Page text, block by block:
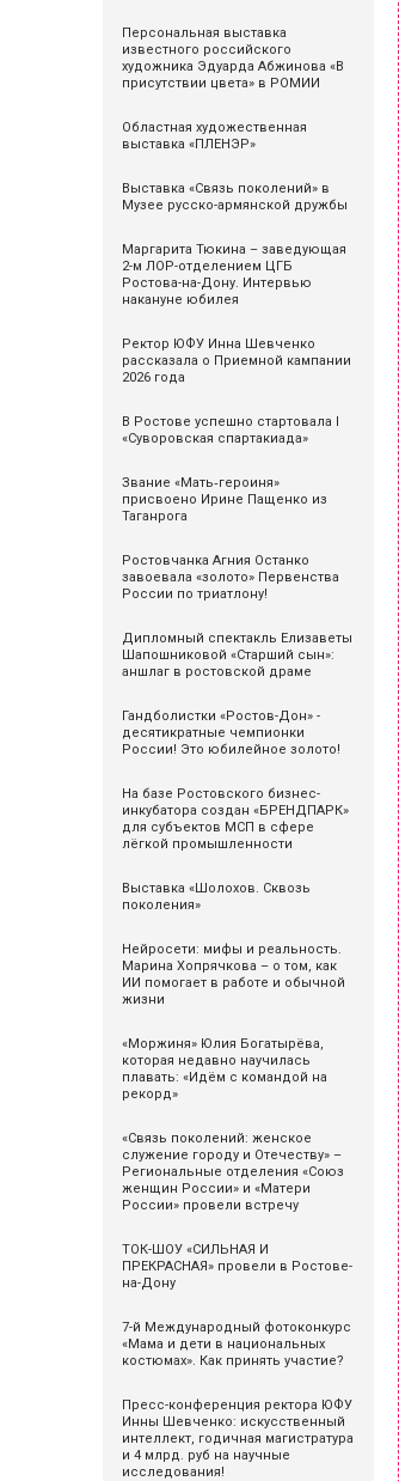
Персональная выставка
известного российского
художника Эдуарда Абжинова «В
присутствии цвета» в РОМИИ
Областная художественная
выставка «ПЛЕНЭР»
Выставка «Связь поколений» в
Музее русско-армянской дружбы
Маргарита Тюкина – заведующая
2-м ЛОР-отделением ЦГБ
Ростова-на-Дону. Интервью
накануне юбилея
Ректор ЮФУ Инна Шевченко
рассказала о Приемной кампании
2026 года
В Ростове успешно стартовала I
«Суворовская спартакиада»
Звание «Мать‑героиня»
присвоено Ирине Пащенко из
Таганрога
Ростовчанка Агния Останко
завоевала «золото» Первенства
России по триатлону!
Дипломный спектакль Елизаветы
Шапошниковой «Старший сын»:
аншлаг в ростовской драме
Гандболистки «Ростов-Дон» -
десятикратные чемпионки
России! Это юбилейное золото!
На базе Ростовского бизнес-
инкубатора создан «БРЕНДПАРК»
для субъектов МСП в сфере
лёгкой промышленности
Выставка «Шолохов. Сквозь
поколения»
Нейросети: мифы и реальность.
Марина Хопрячкова – о том, как
ИИ помогает в работе и обычной
жизни
«Моржиня» Юлия Богатырёва,
которая недавно научилась
плавать: «Идём с командой на
рекорд»
«Связь поколений: женское
служение городу и Отечеству» –
Региональные отделения «Союз
женщин России» и «Матери
России» провели встречу
ТОК-ШОУ «СИЛЬНАЯ И
ПРЕКРАСНАЯ» провели в Ростове-
на-Дону
7-й Международный фотоконкурс
«Мама и дети в национальных
костюмах». Как принять участие?
Пресс-конференция ректора ЮФУ
Инны Шевченко: искусственный
интеллект, годичная магистратура
и 4 млрд. руб на научные
исследования!